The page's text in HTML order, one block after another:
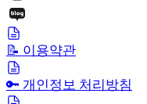
📝 이용약관
🔑 개인정보 처리방침